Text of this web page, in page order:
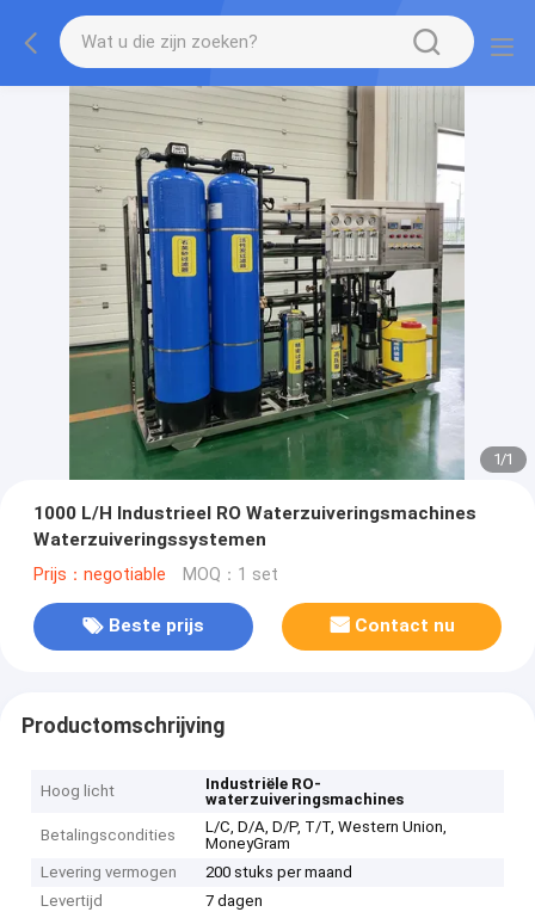
1/1
1000 L/H Industrieel RO Waterzuiveringsmachines
Waterzuiveringssystemen
Prijs：negotiable MOQ：1 set
Beste prijs Contact nu
Productomschrijving
Hoog licht
Industriële RO-
waterzuiveringsmachines
Betalingscondities
L/C, D/A, D/P, T/T, Western Union,
MoneyGram
Levering vermogen
200 stuks per maand
Levertijd
7 dagen